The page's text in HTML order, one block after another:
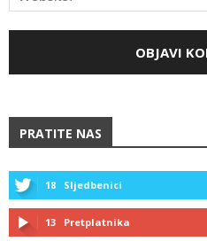
PRATITE NAS
18 Sljedbenici
13 Pretplatnika